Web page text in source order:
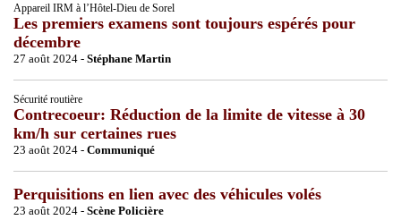
Appareil IRM à l’Hôtel-Dieu de Sorel
Les premiers examens sont toujours espérés pour
décembre
27 août 2024 - Stéphane Martin
Sécurité routière
Contrecoeur: Réduction de la limite de vitesse à 30
km/h sur certaines rues
23 août 2024 - Communiqué
Perquisitions en lien avec des véhicules volés
23 août 2024 - Scène Policière